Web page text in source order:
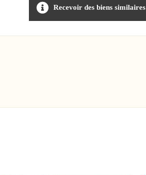
Recevoir des biens similaires